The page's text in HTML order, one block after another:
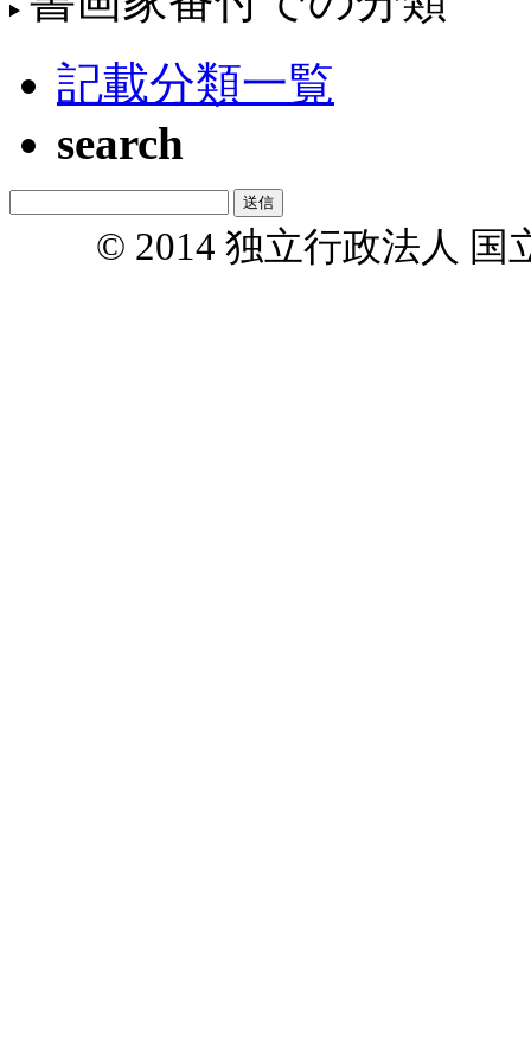
記載分類一覧
search
© 2014 独立行政法人 国